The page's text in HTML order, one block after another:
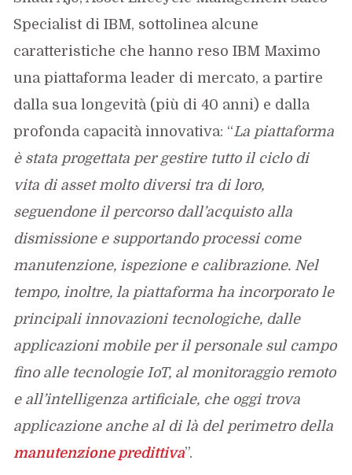
Specialist di IBM, sottolinea alcune
caratteristiche che hanno reso IBM Maximo
una piattaforma leader di mercato, a partire
dalla sua longevità (più di 40 anni) e dalla
profonda capacità innovativa: “La piattaforma
è stata progettata per gestire tutto il ciclo di
vita di asset molto diversi tra di loro,
seguendone il percorso dall’acquisto alla
dismissione e supportando processi come
manutenzione, ispezione e calibrazione. Nel
tempo, inoltre, la piattaforma ha incorporato le
principali innovazioni tecnologiche, dalle
applicazioni mobile per il personale sul campo
fino alle tecnologie IoT, al monitoraggio remoto
e all’intelligenza artificiale, che oggi trova
applicazione anche al di là del perimetro della
manutenzione predittiva”.